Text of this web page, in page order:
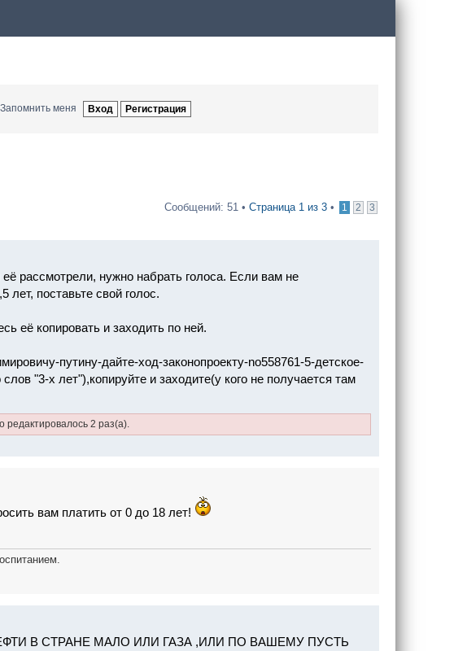
Запомнить меня
Сообщений: 51 • Страница 1 из 3 • 1 2 3
рассмотрели, нужно набрать голоса. Если вам не
лет, поставьте свой голос.
её копировать и заходить по ней.
путину-дайте-ход-законопроекту-no558761-5-детское-
"3-х лет"),копируйте и заходите(у кого не получается там
редактировалось 2 раз(а).
вам платить от 0 до 18 лет!
НЕФТИ В СТРАНЕ МАЛО ИЛИ ГАЗА ,ИЛИ ПО ВАШЕМУ ПУСТЬ